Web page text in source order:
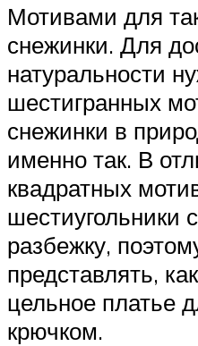
Мотивами для
снежинки. Для
натуральности
шестигранных
снежинки в
именно так. В
квадратных
шестиугольники
разбежку,
представлять,
цельное платье
крючком.